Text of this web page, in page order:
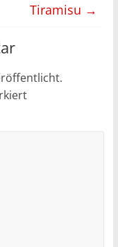
Tiramisu →